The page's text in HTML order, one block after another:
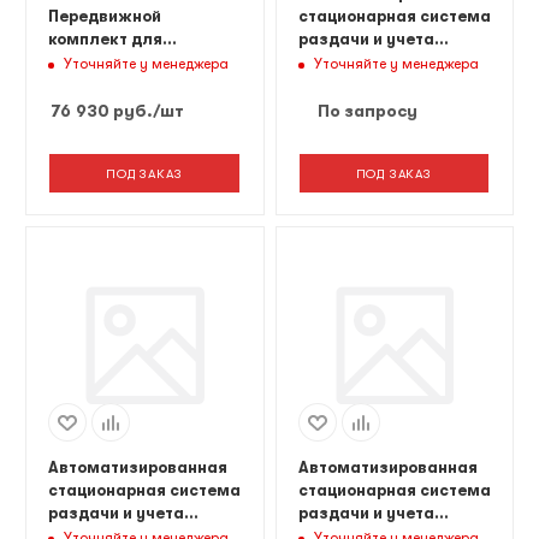
Передвижной
комплект для
маслораздачи с
Уточняйте у менеджера
76 930 руб./шт
ПОД ЗАКАЗ
стационарная cистема
раздачи и учета
масла, на 4 масла 1
комплекта: 1. Пульт
LED дисплей - 1 шт. 3.
Блок управления
подачей масла - 4 шт.
Уточняйте у менеджера
По запросу
ПОД ЗАКАЗ
Автоматизированная
стационарная cистема
раздачи и учета
Автоматизированная
стационарная cистема
раздачи и учета